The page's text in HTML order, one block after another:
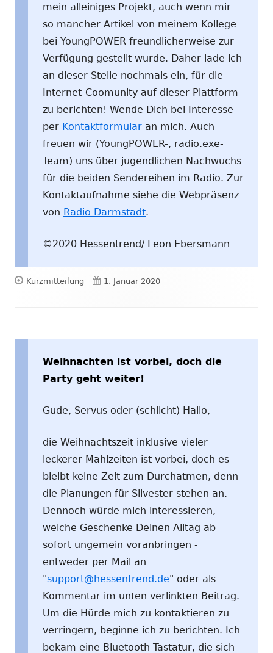
mein alleiniges Projekt, auch wenn mir
so mancher Artikel von meinem Kollege
bei YoungPOWER freundlicherweise zur
Verfügung gestellt wurde. Daher lade ich
an dieser Stelle nochmals ein, für die
Internet-Coomunity auf dieser Plattform
zu berichten! Wende Dich bei Interesse
per Kontaktformular an mich. Auch
freuen wir (YoungPOWER-, radio.exe-
Team) uns über jugendlichen Nachwuchs
für die beiden Sendereihen im Radio. Zur
Kontaktaufnahme siehe die Webpräsenz
von Radio Darmstadt.
©2020 Hessentrend/ Leon Ebersmann
Format
Kurzmitteilung Veröffentlicht
1. Januar 2020
Weihnachten ist vorbei, doch die
Party geht weiter!
Gude, Servus oder (schlicht) Hallo,
die Weihnachtszeit inklusive vieler
leckerer Mahlzeiten ist vorbei, doch es
bleibt keine Zeit zum Durchatmen, denn
die Planungen für Silvester stehen an.
Dennoch würde mich interessieren,
welche Geschenke Deinen Alltag ab
sofort ungemein voranbringen -
entweder per Mail an
"support@hessentrend.de" oder als
Kommentar im unten verlinkten Beitrag.
Um die Hürde mich zu kontaktieren zu
verringern, beginne ich zu berichten. Ich
bekam eine Bluetooth-Tastatur, die sich